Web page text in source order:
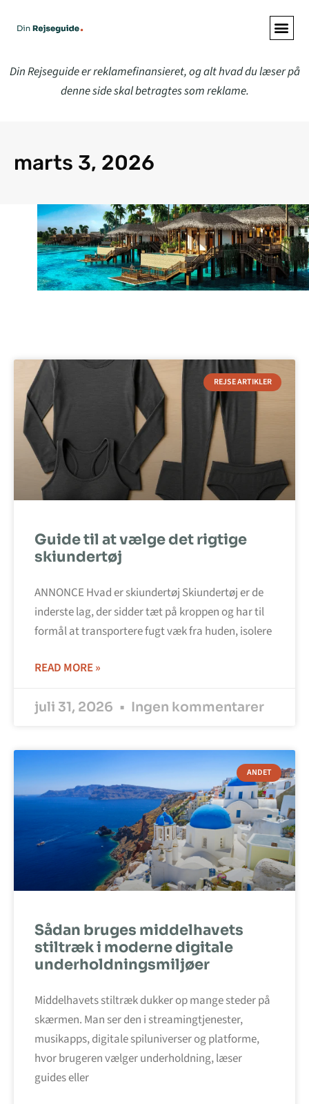
Din Rejseguide er reklamefinansieret, og alt hvad du læser på
denne side skal betragtes som reklame.
marts 3, 2026
REJSE ARTIKLER
Guide til at vælge det rigtige
skiundertøj
ANNONCE Hvad er skiundertøj Skiundertøj er de
inderste lag, der sidder tæt på kroppen og har til
formål at transportere fugt væk fra huden, isolere
READ MORE »
juli 31, 2026 Ingen kommentarer
ANDET
Sådan bruges middelhavets
stiltræk i moderne digitale
underholdningsmiljøer
Middelhavets stiltræk dukker op mange steder på
skærmen. Man ser den i streamingtjenester,
musikapps, digitale spiluniverser og platforme,
hvor brugeren vælger underholdning, læser
guides eller